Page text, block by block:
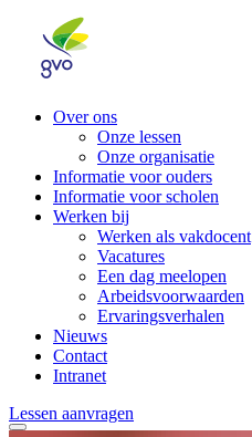
Over ons
Onze lessen
Onze organisatie
Informatie voor ouders
Informatie voor scholen
Werken bij
Werken als vakdocent
Vacatures
Een dag meelopen
Arbeidsvoorwaarden
Ervaringsverhalen
Nieuws
Contact
Intranet
Lessen aanvragen